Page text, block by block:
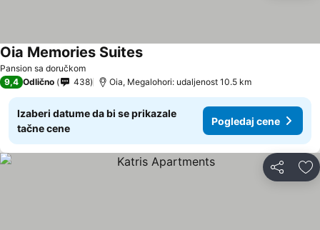
Pansion sa doručkom
Oia Memories Suites
9,4 Odlično 438 Oia, Megalohori: udaljenost 10.5 km
Izaberi datume da bi se prikazale
tačne cene
Pogledaj cene
Deli